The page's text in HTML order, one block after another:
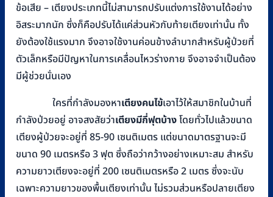
ข้อเสีย – เตียงประเภทนี้ไม่สามารถปรับแต่งการใช้งานได้อย่าง
อิสระมากนัก ซึ่งก็คือปรับได้แค่ส่วนหัวกับท้ายเตียงเท่านั้น ทั้ง
ยังต้องใช้แรงมาก จึงอาจใช้งานค่อนข้างลำบากสำหรับผู้ป่วยที่
ตัวเล็กหรือมีปัญหาในการเคลื่อนไหวร่างกาย จึงอาจจำเป็นต้อง
มีผู้ช่วยนั่นเอง
ใครที่กำลังมองหาเตียงคนไข้เอาไว้ให้สมาชิกในบ้านที่
กำลังป่วยอยู่ อาจสงสัยว่าเตียงมีกี่ฟุตบ้างโดยทั่วไปแล้วขนาด
เตียงผู้ป่วยจะอยู่ที่ 85-90 เซนติเมตร แต่ขนาดมาตรฐานจะมี
ขนาด 90 เมตรหรือ 3 ฟุต ซึ่งถือว่ากว้างอย่างเหมาะสม สำหรับ
ความยาวเตียงจะอยู่ที่ 200 เซนติเมตรหรือ 2 เมตร ซึ่งจะนับ
เฉพาะความยาวของพื้นเตียงเท่านั้น ไม่รวมส่วนหรือปลายเตียง